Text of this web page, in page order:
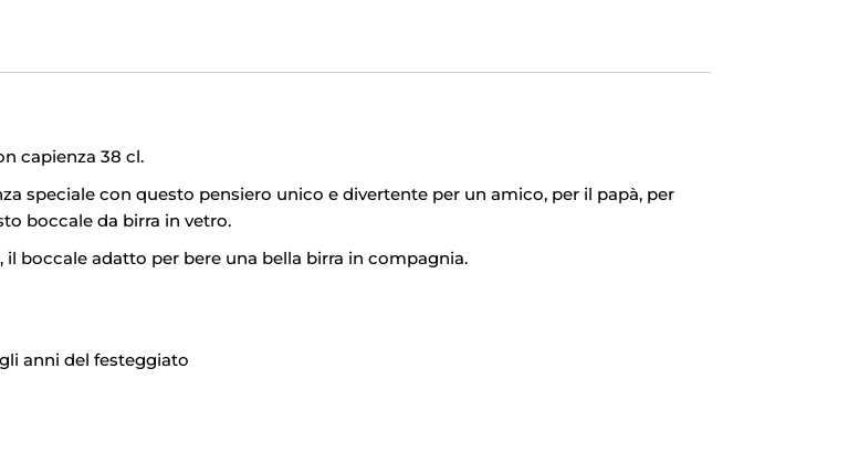
capienza 38 cl.
speciale con questo pensiero unico e divertente per un amico, per il papà, per
boccale da birra in vetro.
boccale adatto per bere una bella birra in compagnia.
anni del festeggiato